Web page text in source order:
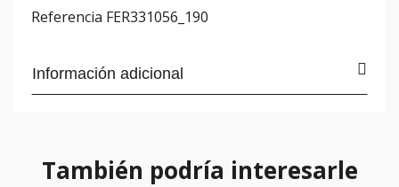
Referencia FER331056_190
Información adicional
También podría interesarle